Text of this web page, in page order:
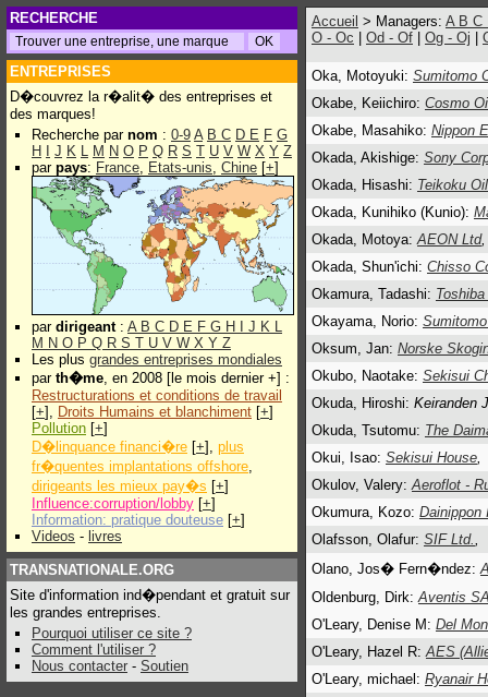
RECHERCHE
ENTREPRISES
D�couvrez la r�alit� des entreprises et
des marques!
Recherche par nom : 0-9 A B C D E F G
H
J K L M N O P Q R S T U V W X Y Z
par pays: France, Etats-unis, Chine [+]
par dirigeant: A B C D E F G H J K L
M N O P Q R S T U V W X Y Z
Les plus grandes entreprises mondiales
par th�me, en 2008 [le mois dernier +] :
Restructurations et conditions de travail
[+], Droits Humains et blanchiment [+]
Pollution [+]
D�linquance financi�re [+], plus
fr�quentes implantations offshore,
dirigeants les mieux pay�s [+]
Influence:corruption/lobby [+]
Information: pratique douteuse [+]
Videos - livres
TRANSNATIONALE.ORG
Site d'information ind�pendant et gratuit sur
les grandes entreprises.
Pourquoi utiliser ce site ?
Comment l'utiliser ?
Nous contacter - Soutien
Accueil > Managers: A B C
O - Oc
Od - Of Og - Oj
Oka, Motoyuki: Sumitomo
Okabe, Keiichiro: Cosmo
Okabe, Masahiko: Nippon
Okada, Akishige: Sony
Okada, Hisashi: Teikoku
Okada, Kunihiko (Kunio):
Okada, Motoya:AEON Ltd,
Okada, Shun'ichi: Chisso
Okamura, Tadashi:
Okayama, Norio:
Oksum, Jan: Norske
Okubo, Naotake: Sekisui
Okuda, Hiroshi: Keiranden
Okuda, Tsutomu: The
Okui, Isao: Sekisui House,
Okulov, Valery:Aeroflot -
Okumura, Kozo: Dainippon
Olafsson, Olafur: SIF Ltd.,
Olano, Jos� Fern�ndez:
Oldenburg, Dirk:Aventis
O'Leary, Denise M: Del
O'Leary, Hazel R:AES
O'Leary, michael: Ryanair